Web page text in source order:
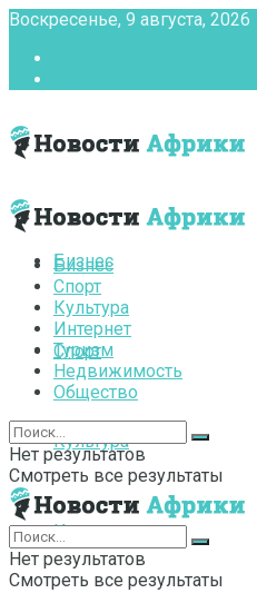
Воскресенье, 9 августа, 2026
Бизнес
Спорт
Культура
Интернет
Бизнес
Спорт
Культура
Интернет
Туризм
Недвижимость
Общество
Нет результатов
Смотреть все результаты
Нет результатов
Смотреть все результаты